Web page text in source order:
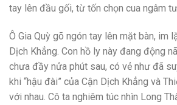
tay lên đầu gối, từ tốn chọn cua ngâm
Ô Gia Quỳ gõ ngón tay lên mặt bàn, im
Dịch Khẳng. Con hồ ly này đang động
chưa đầy nửa phút sau, có vẻ như đã
khi “hậu đài” của Cận Dịch Khẳng và
với nhau. Cô ta nghiêm túc nhìn Long